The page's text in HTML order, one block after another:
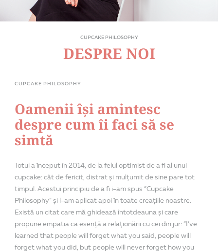
CUPCAKE PHILOSOPHY
DESPRE NOI
CUPCAKE PHILOSOPHY
Oamenii își amintesc
despre cum îi faci să se
simtă
Totul a început în 2014, de la felul optimist de a fi al unui
cupcake: cât de fericit, distrat și mulțumit de sine pare tot
timpul. Acestui principiu de a fi i-am spus “Cupcake
Philosophy” și l-am aplicat apoi în toate creațiile noastre.
Există un citat care mă ghidează întotdeauna și care
propune empatia ca esență a relaționării cu cei din jur: “I’ve
learned that people will forget what you said, people will
forget what you did, but people will never forget how you